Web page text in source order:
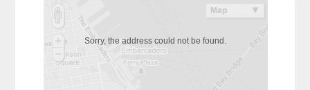
Sorry, the address could not be found.